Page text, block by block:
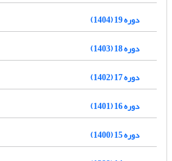
دوره 19 (1404)
دوره 18 (1403)
دوره 17 (1402)
دوره 16 (1401)
دوره 15 (1400)